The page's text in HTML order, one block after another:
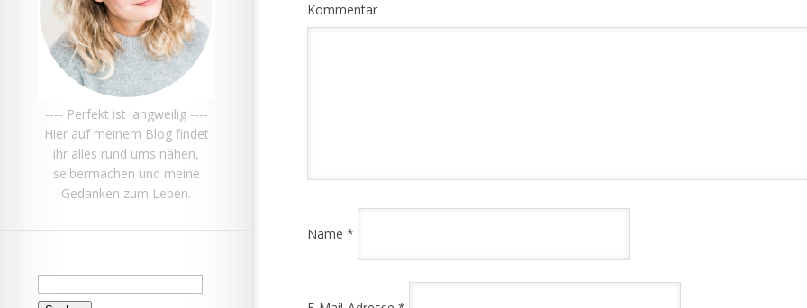
---- Perfekt ist langweilig ----
Hier auf meinem Blog findet
ihr alles rund ums nähen,
selbermachen und meine
Gedanken zum Leben.
Suchen
nach:
Kommentar
Name *